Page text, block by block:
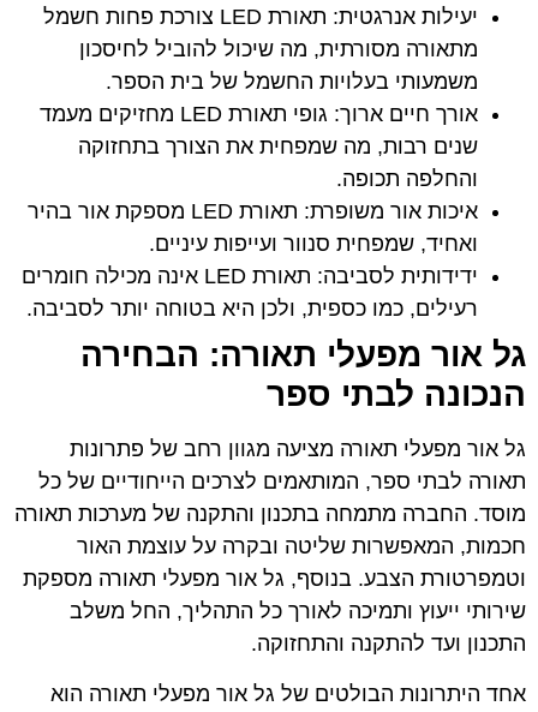
יעילות אנרגטית: תאורת LED צורכת פחות חשמל
מתאורה מסורתית, מה שיכול להוביל לחיסכון
משמעותי בעלויות החשמל של בית הספר.
אורך חיים ארוך: גופי תאורת LED מחזיקים מעמד
שנים רבות, מה שמפחית את הצורך בתחזוקה
והחלפה תכופה.
איכות אור משופרת: תאורת LED מספקת אור בהיר
ואחיד, שמפחית סנוור ועייפות עיניים.
ידידותית לסביבה: תאורת LED אינה מכילה חומרים
רעילים, כמו כספית, ולכן היא בטוחה יותר לסביבה.
גל אור מפעלי תאורה: הבחירה
הנכונה לבתי ספר
גל אור מפעלי תאורה מציעה מגוון רחב של פתרונות
תאורה לבתי ספר, המותאמים לצרכים הייחודיים של כל
מוסד. החברה מתמחה בתכנון והתקנה של מערכות תאורה
חכמות, המאפשרות שליטה ובקרה על עוצמת האור
וטמפרטורת הצבע. בנוסף, גל אור מפעלי תאורה מספקת
שירותי ייעוץ ותמיכה לאורך כל התהליך, החל משלב
התכנון ועד להתקנה והתחזוקה.
אחד היתרונות הבולטים של גל אור מפעלי תאורה הוא